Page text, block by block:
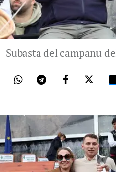
Subasta del campanu